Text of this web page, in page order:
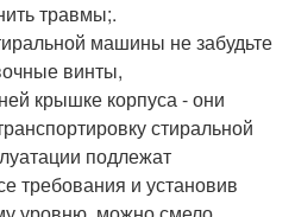
травмы;.
машины не забудьте
винты,
крышке корпуса - они
стиральной
подлежат
требования и установив